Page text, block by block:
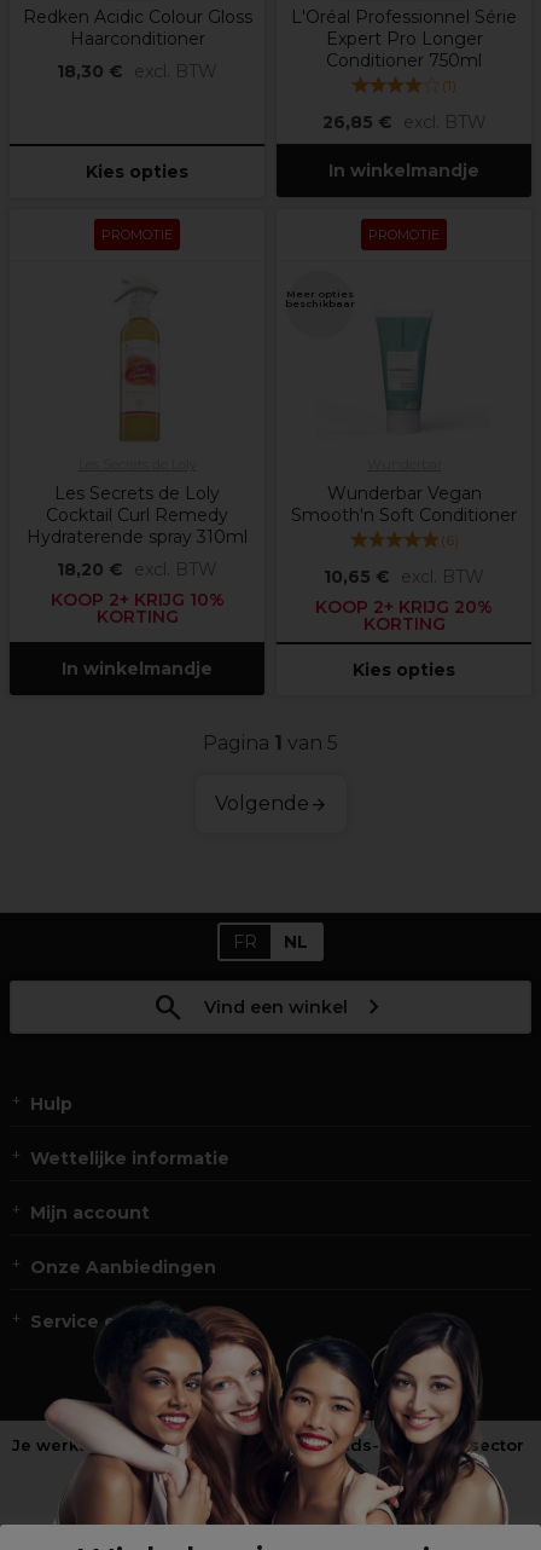
Redken Acidic Colour Gloss
Haarconditioner
18,30 €
excl. BTW
Kies opties
L'Oréal Professionnel Série
Expert Pro Longer
Conditioner 750ml
(1)
26,85 € excl. BTW
In winkelmandje
PROMOTIE
Les Secrets de Loly
Cocktail Curl Remedy
Hydraterende spray 310ml
18,20 €
excl. BTW
KOOP 2+ KRIJG 10%
KORTING
In winkelmandje
PROMOTIE
Meer opties
beschikbaar
Wunderbar Vegan
Smooth'n Soft Conditioner
(6)
10,65 €
excl. BTW
KOOP 2+ KRIJG 20%
KORTING
Kies opties
Pagina 1 van 5
Volgende
FR NL
Vind een winkel
Hulp
Wettelijke informatie
Mijn account
Onze Aanbiedingen
Service en Contact
Je werkt niet in de kappers-, schoonheids- of barbiersector
Shop onze retailsite